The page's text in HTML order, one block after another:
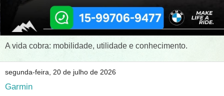
A vida cobra: mobilidade, utilidade e conhecimento.
segunda-feira, 20 de julho de 2026
Garmin